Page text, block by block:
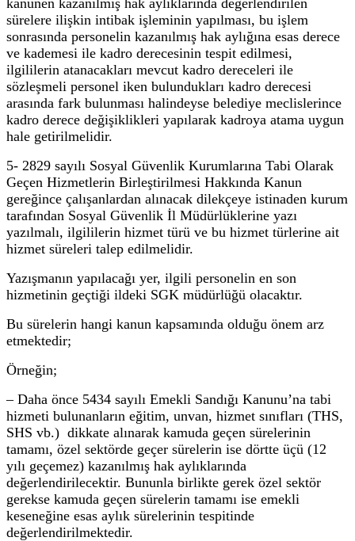
sürelere ilişkin intibak işleminin yapılması, bu işlem
sonrasında personelin kazanılmış hak aylığına esas derece
ve kademesi ile kadro derecesinin tespit edilmesi,
ilgililerin atanacakları mevcut kadro dereceleri ile
sözleşmeli personel iken bulundukları kadro derecesi
arasında fark bulunması halindeyse belediye meclislerince
kadro derece değişiklikleri yapılarak kadroya atama uygun
hale getirilmelidir.
5- 2829 sayılı Sosyal Güvenlik Kurumlarına Tabi Olarak
Geçen Hizmetlerin Birleştirilmesi Hakkında Kanun
gereğince çalışanlardan alınacak dilekçeye istinaden kurum
tarafından Sosyal Güvenlik İl Müdürlüklerine yazı
yazılmalı, ilgililerin hizmet türü ve bu hizmet türlerine ait
hizmet süreleri talep edilmelidir.
Yazışmanın yapılacağı yer, ilgili personelin en son
hizmetinin geçtiği ildeki SGK müdürlüğü olacaktır.
Bu sürelerin hangi kanun kapsamında olduğu önem arz
etmektedir;
Örneğin;
– Daha önce 5434 sayılı Emekli Sandığı Kanunu’na tabi
hizmeti bulunanların eğitim, unvan, hizmet sınıfları (THS,
SHS vb.) dikkate alınarak kamuda geçen sürelerinin
tamamı, özel sektörde geçer sürelerin ise dörtte üçü (12
yılı geçemez) kazanılmış hak aylıklarında
değerlendirilecektir. Bununla birlikte gerek özel sektör
gerekse kamuda geçen sürelerin tamamı ise emekli
keseneğine esas aylık sürelerinin tespitinde
değerlendirilmektedir.